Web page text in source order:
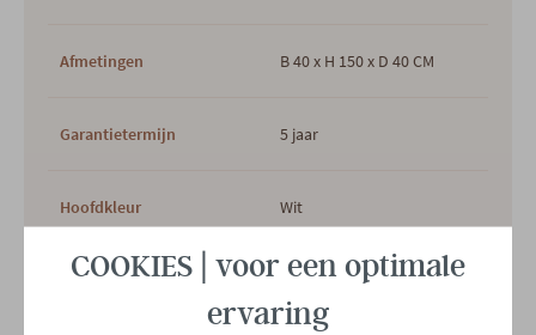
Bekijk alle specificiaties
Afmetingen B 40 x H 150 x D 40 CM
Garantietermijn 5 jaar
Hoofdkleur Wit
Lamp inclusief Ja
COOKIES | voor een optimale
ervaring